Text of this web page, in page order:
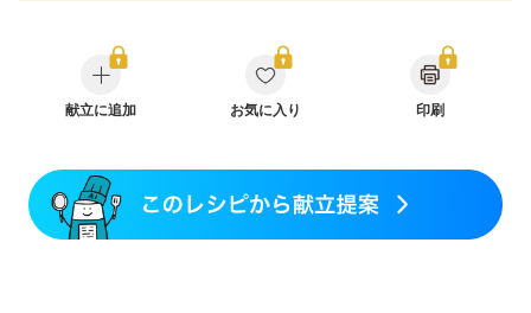
飲み込みにくい
妊娠中(初期)
妊婦健診・体重増加が気になる（初期）
妊婦健診・血圧が気になる（初期）
産後（ミルク）
フレイル（年齢に合わせた体作り）
更年期
献立に追加 お気に入り 印刷